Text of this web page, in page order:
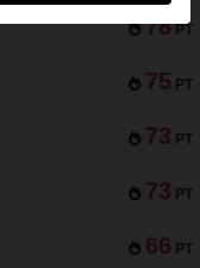
78 PT
75 PT
73 PT
73 PT
66 PT